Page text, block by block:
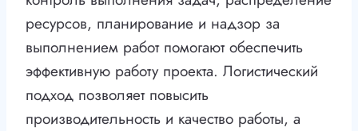
ресурсов, планирование и надзор за
выполнением работ помогают обеспечить
эффективную работу проекта. Логистический
подход позволяет повысить
производительность и качество работы, а